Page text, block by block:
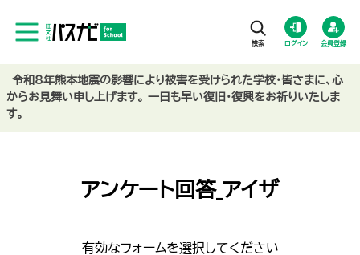
ログイン 会員登録
アンケート回答_アイザ
有効なフォームを選択してください
令和8年熊本地震の影響により被害を受けられた学校・皆さまに、心
からお見舞い申し上げます。 一日も早い復旧・復興をお祈りいたしま
す。